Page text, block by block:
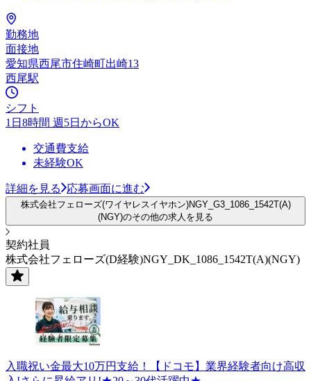
勤務地
面接地
愛知県西尾市住崎町出崎13
西尾駅
シフト
1日8時間 週5日からOK
交通費支給
未経験OK
詳細を見る 応募画面に進む
株式会社フェローズ(ワイヤレスイヤホン)NGY_G3_1086_1542T(A)
(NGY)のその他の求人を見る
契約社員
株式会社フェローズ(D経験)NGY_DK_1086_1542T(A)(NGY)
入職祝い金最大10万円支給！【ドコモ】業界経験者向け高収